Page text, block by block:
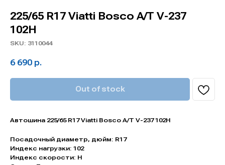
225/65 R17 Viatti Bosco A/T V-237
102H
SKU: 3110044
6 690 р.
Out of stock
Автошина 225/65 R17 Viatti Bosco A/T V-237 102H
Посадочный диаметр, дюйм: R17
Индекс нагрузки: 102
Индекс скорости: H